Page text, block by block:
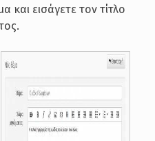
και εισάγετε τον τίτλο